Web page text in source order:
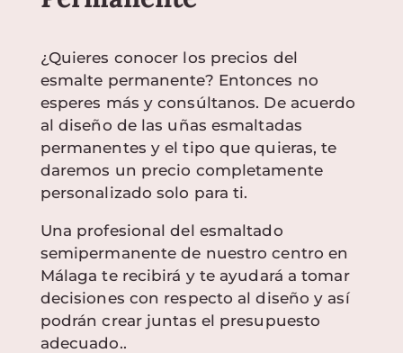
¿Quieres conocer los precios del
esmalte permanente? Entonces no
esperes más y consúltanos. De acuerdo
al diseño de las uñas esmaltadas
permanentes y el tipo que quieras, te
daremos un precio completamente
personalizado solo para ti.
Una profesional del esmaltado
semipermanente de nuestro centro en
Málaga te recibirá y te ayudará a tomar
decisiones con respecto al diseño y así
podrán crear juntas el presupuesto
adecuado..